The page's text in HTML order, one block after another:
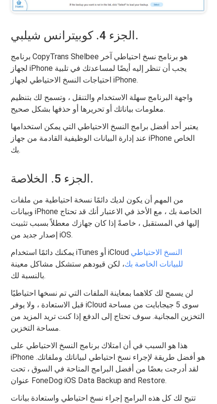
الجزء 4. كوبيترانس شيلبي.
برنامج CopyTrans Shelbee هو برنامج نسخ احتياطي آخر
لجهاز iPhone يجب أن تنظر إليه أيضًا لمساعدتك في تلبية
احتياجات النسخ الاحتياطي لجهاز iPhone.
واجهة البرنامج سهلة الاستخدام والتنقل ، وتسمح لك بتنظيم
معلومات بياناتك أو تحريرها أو حذفها بشكل صحيح.
يعتبر أحد أفضل برامج النسخ الاحتياطي التي يمكن استخدامها
عند إدارة البيانات الوظيفية القادمة من جهاز iPhone الخاص
بك.
الجزء 5. الخلاصة.
من المهم أن يكون لديك دائمًا نسخة احتياطية من ملفات
وبيانات iPhone الخاصة بك ، مع الأخذ في الاعتبار أنك قد تحتاج
إليها في المستقبل ، خاصةً إذا كان جهازك معطلاً بسبب تثبيت
إصدار جديد من iOS.
يمكنك دائمًا استخدام iTunes أو iCloud النسخ الاحتياطي
للبيانات الخاصة بك، لكن قيودهم ستشكل مشاكل معينة
بالنسبة لك.
لن يسمح لك كلاهما بمعاينة الملفات التي تم نسخها احتياطيًا
قبل الاستعادة ، ولا يوفر iCloud سوى 5 جيجابايت من مساحة
التخزين المجانية. سوف تحتاج إلى الدفع إذا كنت تريد المزيد من
مساحة التخزين.
هذا هو السبب في أن امتلاك برنامج النسخ الاحتياطي على
iPhone هو أفضل طريقة لإجراء نسخ احتياطي لبياناتك وملفاتك.
لقد أدرجت بعضًا من أفضل البرامج المتاحة في السوق ، تحت
عنوان FoneDog iOS Data Backup and Restore.
تتيح لك كل هذه البرامج إجراء نسخ احتياطي واستعادة بيانات